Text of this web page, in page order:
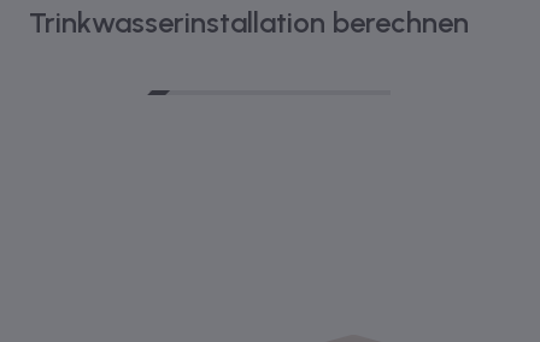
Trinkwasserinstallation berechnen